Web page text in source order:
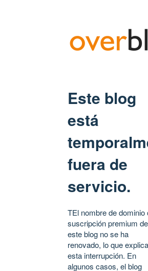
Este blog
está
fuera de
servicio.
TEl nombre de dominio
suscripción premium de
este blog no se ha
renovado, lo que explica
esta interrupción. En
algunos casos, el blog